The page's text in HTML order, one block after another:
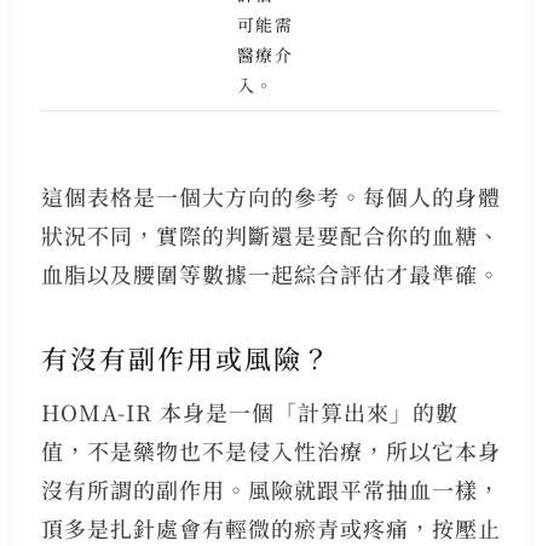
可能需
醫療介
入。
這個表格是一個大方向的參考。每個人的身體
狀況不同，實際的判斷還是要配合你的血糖、
血脂以及腰圍等數據一起綜合評估才最準確。
有沒有副作用或風險？
HOMA-IR 本身是一個「計算出來」的數
值，不是藥物也不是侵入性治療，所以它本身
沒有所謂的副作用。風險就跟平常抽血一樣，
頂多是扎針處會有輕微的瘀青或疼痛，按壓止